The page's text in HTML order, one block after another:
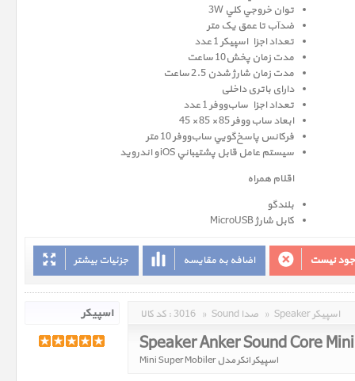
توان خروجي کلي 3W
ضدآب تا عمق یک متر
تعداد اجزاء اسپيکر 1 عدد
مدت زمان پخش10 ساعت
مدت زمان شارژ شدن 2.5 ساعت
دارای باتری داخلی
تعداد اجزاء ساب‌ووفر 1 عدد
ابعاد ساب‌ ووفر 85 × 85 × 45
فرکانس پاسخ‌گويي ساب‌ووفر 10 متر
سيستم عامل‌ قابل پشتيباني iOS و اندروید
اقلام همراه
بلندگو
کابل شارژ MicroUSB
جزئیات بیشتر اضافه به مقایسه نیست
کد کالا : 3016 » Sound صدا » Speaker اسپیکر
Speaker Anker Sound Core
اسپیکر انکر مدل Mini Super Mobiler